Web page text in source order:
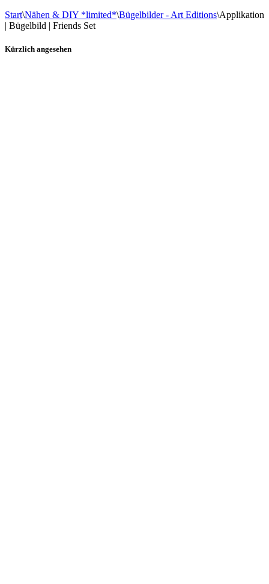
Start\Nähen & DIY *limited*\Bügelbilder - Art Editions\Applikation
| Bügelbild | Friends Set
Kürzlich angesehen